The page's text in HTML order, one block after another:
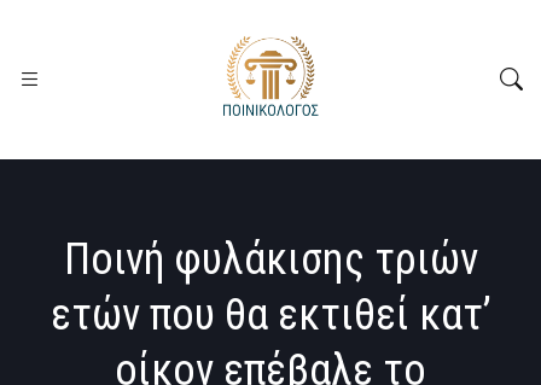
Ποινή φυλάκισης τριών
ετών που θα εκτιθεί κατ’
οίκον επέβαλε το